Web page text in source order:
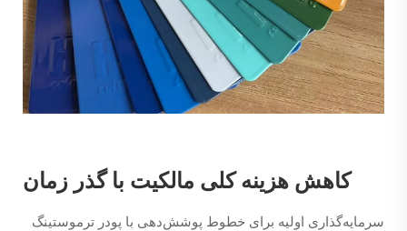
کاهش هزینه کلی مالکیت با گذر زمان
سرمایه‌گذاری اولیه برای خطوط پوشش‌دهی با پودر ترموستینگ